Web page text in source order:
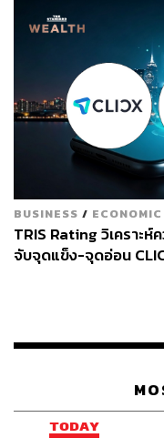
BUSINESS / ECONOMIC
TRIS Rating วิเคราะ
จับจุดแข็ง-จุดอ่อน
TODAY